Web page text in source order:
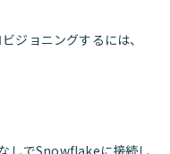
ジョニングするには、
しでSnowflakeに接続し